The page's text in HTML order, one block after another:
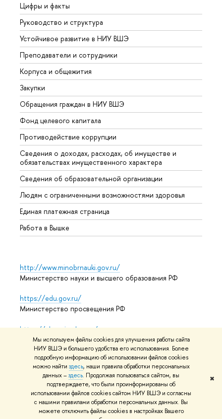
Мы используем файлы cookies для улучшения работы сайта
НИУ ВШЭ и большего удобства его использования. Более
подробную информацию об использовании файлов cookies
можно найти здесь, наши правила обработки персональных
данных –здесь. Продолжая пользоваться сайтом, вы
подтверждаете, что были проинформированы об
использовании файлов cookies сайтом НИУ ВШЭ и согласны
с нашими правилами обработки персональных данных. Вы
можете отключить файлы cookies в настройках Вашего
✖
Цифры и факты
Руководство и структура
Устойчивое развитие в НИУ ВШЭ
Преподаватели и сотрудники
Корпуса и общежития
Закупки
Обращения граждан в НИУ ВШЭ
Фонд целевого капитала
Противодействие коррупции
Сведения о доходах, расходах, об имуществе и
обязательствах имущественного характера
Сведения об образовательной организации
Людям с ограниченными возможностями здоровья
Единая платежная страница
Работа в Вышке
http://www.minobrnauki.gov.ru/
Министерство науки и высшего образования РФ
https://edu.gov.ru/
Министерство просвещения РФ
https://elearning.hse.ru/mooc
Массовые открытые онлайн-курсы
© НИУ ВШЭ 1993–2026 Адреса и контактыУсловия
использования материаловПолитика конфиденциальности
Карта сайта
Редактору